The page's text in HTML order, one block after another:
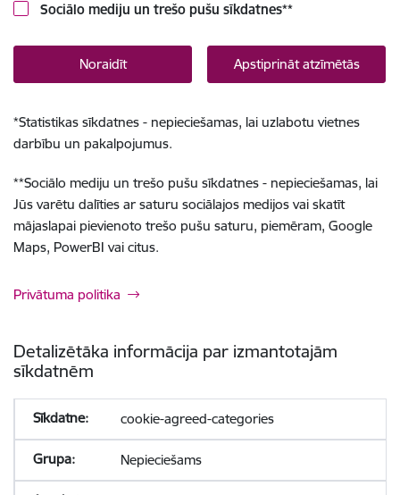
Sociālo mediju un trešo pušu sīkdatnes**
Noraidīt Apstiprināt atzīmētās
*Statistikas sīkdatnes - nepieciešamas, lai uzlabotu vietnes
darbību un pakalpojumus.
**Sociālo mediju un trešo pušu sīkdatnes - nepieciešamas, lai
Jūs varētu dalīties ar saturu sociālajos medijos vai skatīt
mājaslapai pievienoto trešo pušu saturu, piemēram, Google
Maps, PowerBI vai citus.
Privātuma politika
Detalizētāka informācija par izmantotajām
sīkdatnēm
cookie-agreed-categories
Nepieciešams